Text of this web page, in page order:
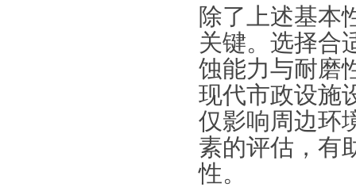
除了上述基本
关键。选择合
蚀能力与耐磨
现代市政设施
仅影响周边环
素的评估，有
性。